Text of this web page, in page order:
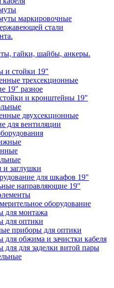
маркировочные
стали
гайки, шайбы, анкеры.
стойки 19"
трехсекционные
19" разное
и кронштейны 19"
двухсекционные
для вентиляции
и заглушки
для шкафов 19"
направляющие 19"
оборудование
для монтажа
для оптики
приборы для оптики
для обжима и зачистки кабеля
для для заделки витой пары